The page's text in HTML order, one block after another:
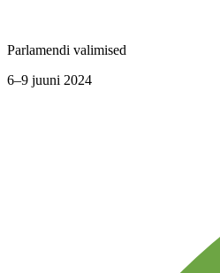
Parlamendi valimised
6–9 juuni 2024